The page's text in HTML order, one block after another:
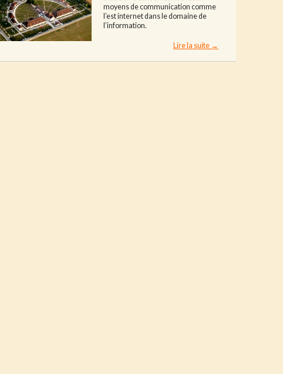
moyens de communication comme
l’est internet dans le domaine de
l’information.
Lire la suite Le mot du maire
→